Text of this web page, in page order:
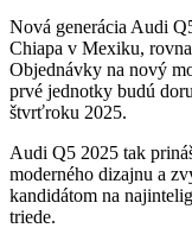
Nová generácia Audi
Chiapa v Mexiku,
Objednávky na nový
prvé jednotky budú
štvrťroku 2025.
Audi Q5 2025 tak
moderného dizajnu a
kandidátom na
triede.